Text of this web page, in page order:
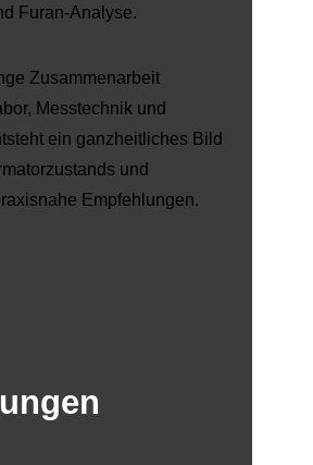
Furan-Analyse.
Zusammenarbeit
Messtechnik und
ein ganzheitliches Bild
und
Empfehlungen.